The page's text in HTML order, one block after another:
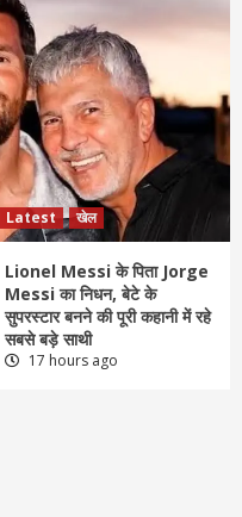
Latest खेल
Lionel Messi के पिता Jorge
Messi का निधन, बेटे के
सुपरस्टार बनने की पूरी कहानी में रहे
सबसे बड़े साथी
17 hours ago